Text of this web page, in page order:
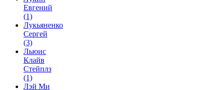
Евгений
(1)
Лукьяненко
Сергей
(3)
Льюис
Клайв
Стейплз
(1)
Лэй Ми